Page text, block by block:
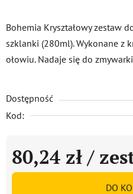
Bohemia Kryształowy zestaw
szklanki (280ml). Wykonane z
ołowiu. Nadaje się do
Dostępność
Kod:
80,24 zł /
Cena jednostkowa:
DO